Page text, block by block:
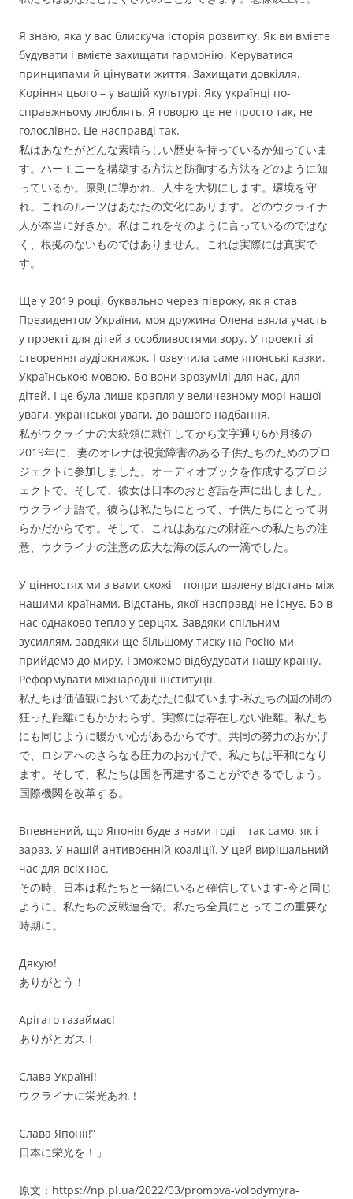
Я знаю, яка у вас блискуча історія розвитку. Як ви вмієте
будувати і вмієте захищати гармонію. Керуватися
принципами й цінувати життя. Захищати довкілля.
Коріння цього – у вашій культурі. Яку українці по-
справжньому люблять. Я говорю це не просто так, не
голослівно. Це насправді так.
私はあなたがどんな素晴らしい歴史を持っているか知っていま
す。ハーモニーを構築する方法と防御する方法をどのように知
っているか。原則に導かれ、人生を大切にします。環境を守
れ。これのルーツはあなたの文化にあります。どのウクライナ
人が本当に好きか。私はこれをそのように言っているのではな
く、根拠のないものではありません。これは実際には真実で
す。
Ще у 2019 році, буквально через півроку, як я став
Президентом України, моя дружина Олена взяла участь
у проекті для дітей з особливостями зору. У проекті зі
створення аудіокнижок. І озвучила саме японські казки.
Українською мовою. Бо вони зрозумілі для нас, для
дітей. І це була лише крапля у величезному морі нашої
уваги, української уваги, до вашого надбання.
私がウクライナの大統領に就任してから文字通り6か月後の
2019年に、妻のオレナは視覚障害のある子供たちのためのプロ
ジェクトに参加しました。オーディオブックを作成するプロジ
ェクトで。そして、彼女は日本のおとぎ話を声に出しました。
ウクライナ語で。彼らは私たちにとって、子供たちにとって明
らかだからです。そして、これはあなたの財産への私たちの注
意、ウクライナの注意の広大な海のほんの一滴でした。
У цінностях ми з вами схожі – попри шалену відстань між
нашими країнами. Відстань, якої насправді не існує. Бо в
нас однаково тепло у серцях. Завдяки спільним
зусиллям, завдяки ще більшому тиску на Росію ми
прийдемо до миру. І зможемо відбудувати нашу країну.
Реформувати міжнародні інституції.
私たちは価値観においてあなたに似ています-私たちの国の間の
狂った距離にもかかわらず。実際には存在しない距離。私たち
にも同じように暖かい心があるからです。共同の努力のおかげ
で、ロシアへのさらなる圧力のおかげで、私たちは平和になり
ます。そして、私たちは国を再建することができるでしょう。
国際機関を改革する。
Впевнений, що Японія буде з нами тоді – так само, як і
зараз. У нашій антивоєнній коаліції. У цей вирішальний
час для всіх нас.
その時、日本は私たちと一緒にいると確信しています-今と同じ
ように。私たちの反戦連合で。私たち全員にとってこの重要な
時期に。
Дякую!
ありがとう！
Арігато газаймас!
ありがとガス！
Слава Україні!
ウクライナに栄光あれ！
Слава Японії!”
日本に栄光を！」
原文：https://np.pl.ua/2022/03/promova-volodymyra-